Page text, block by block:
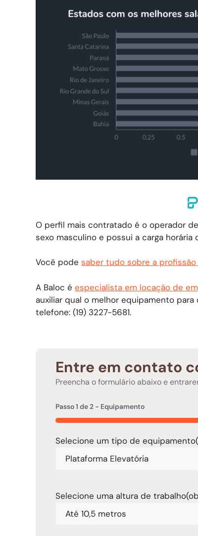
O perfil mais contratado é o operador
sexo masculino e possui a carga horária
Você pode saber tudo sobre a
A Baloc é especialista em locação de
auxiliar qual o melhor equipamento
telefone: (19) 3227-5681.
Entre em contato
Preencha o formulário abaixo e
Passo1 de2 - Equipamento
50%
Selecione um tipo de equipamento
Selecione uma altura de trabalho